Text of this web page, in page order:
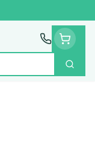
Zoek